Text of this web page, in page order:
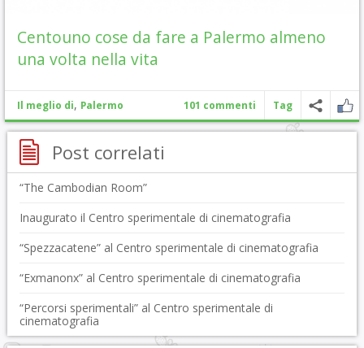
Centouno cose da fare a Palermo almeno
una volta nella vita
Il meglio di, Palermo 101 commenti Tag
Post correlati
“The Cambodian Room”
Inaugurato il Centro sperimentale di cinematografia
“Spezzacatene” al Centro sperimentale di cinematografia
“Exmanonx” al Centro sperimentale di cinematografia
“Percorsi sperimentali” al Centro sperimentale di
cinematografia